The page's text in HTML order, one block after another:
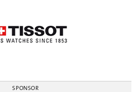
SPONSOR